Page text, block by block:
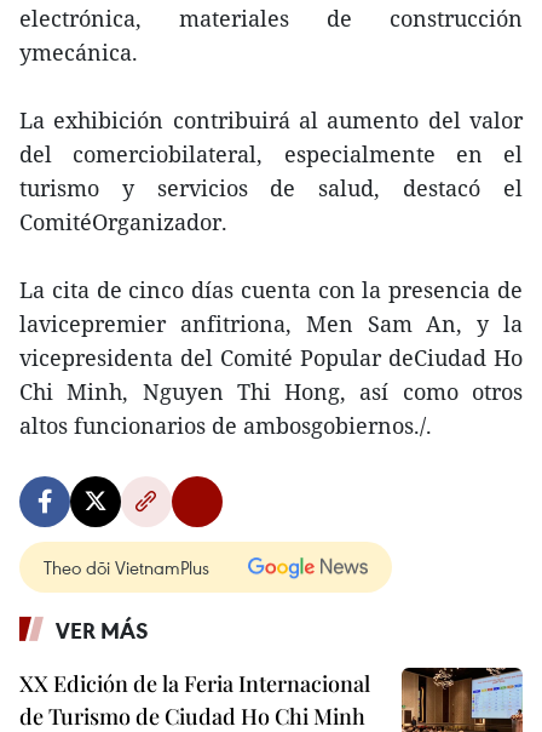
electrónica, materiales de construcción
ymecánica.
La exhibición contribuirá al aumento del valor
del comerciobilateral, especialmente en el
turismo y servicios de salud, destacó el
ComitéOrganizador.
La cita de cinco días cuenta con la presencia de
lavicepremier anfitriona, Men Sam An, y la
vicepresidenta del Comité Popular deCiudad Ho
Chi Minh, Nguyen Thi Hong, así como otros
altos funcionarios de ambosgobiernos./.
Theo dõi VietnamPlus
VER MÁS
XX Edición de la Feria Internacional
de Turismo de Ciudad Ho Chi Minh